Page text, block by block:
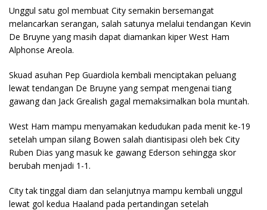
Unggul satu gol membuat City semakin bersemangat
melancarkan serangan, salah satunya melalui tendangan Kevin
De Bruyne yang masih dapat diamankan kiper West Ham
Alphonse Areola.
Skuad asuhan Pep Guardiola kembali menciptakan peluang
lewat tendangan De Bruyne yang sempat mengenai tiang
gawang dan Jack Grealish gagal memaksimalkan bola muntah.
West Ham mampu menyamakan kedudukan pada menit ke-19
setelah umpan silang Bowen salah diantisipasi oleh bek City
Ruben Dias yang masuk ke gawang Ederson sehingga skor
berubah menjadi 1-1.
City tak tinggal diam dan selanjutnya mampu kembali unggul
lewat gol kedua Haaland pada pertandingan setelah